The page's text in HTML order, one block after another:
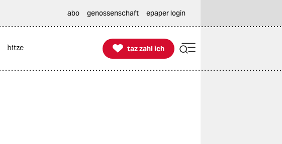
abo genossenschaft epaper login
hitze 
taz zahl ich
taz zahl ich